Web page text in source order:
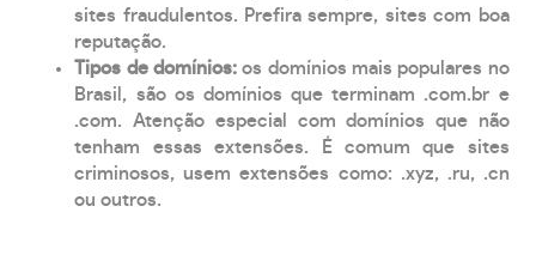
sites fraudulentos. Prefira sempre, sites com boa
reputação.
Tipos de domínios:os domínios mais populares no
Brasil, são os domínios que terminam .com.br e
.com. Atenção especial com domínios que não
tenham essas extensões. É comum que sites
criminosos, usem extensões como: .xyz, .ru, .cn
ou outros.